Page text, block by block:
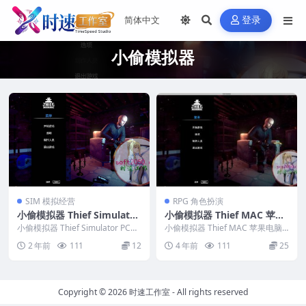
登录
小偷模拟器
SIM 模拟经营
小偷模拟器 Thief Simulator
PC电脑游戏 适用WIN11 WI
N10
小偷模拟器 Thief Simulator PC电
2 年前 111 12
RPG 角色扮演
小偷模拟器 Thief MAC 苹果
电脑游戏 原生版 支持10.15 1
1 12 13 适用APPLE CPU
小偷模拟器 Thief MAC 苹果电脑
游戏 原生版 支持10.15 11 12...
4 年前 111 25
Copyright © 2026时速工作室- All rights reserved